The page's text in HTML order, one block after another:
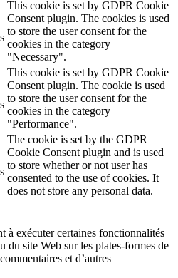
This cookie is set by GDPR Cookie
Consent plugin. The cookies is used
to store the user consent for the
cookies in the category
"Necessary".
This cookie is set by GDPR Cookie
Consent plugin. The cookie is used
to store the user consent for the
cookies in the category
"Performance".
The cookie is set by the GDPR
Cookie Consent plugin and is used
to store whether or not user has
consented to the use of cookies. It
does not store any personal data.
à exécuter certaines fonctionnalités
du site Web sur les plates-formes de
et d’autres